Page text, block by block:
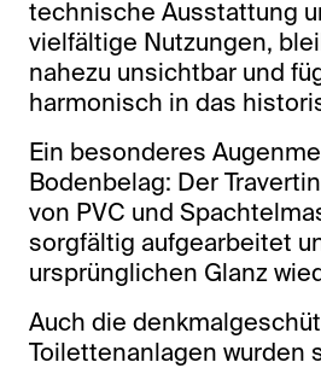
technische Ausstattung
vielfältige Nutzungen,
nahezu unsichtbar und
harmonisch in das
Ein besonderes
Bodenbelag: Der
von PVC und
sorgfältig aufgearbeitet
ursprünglichen Glanz
Auch die
Toilettenanlagen wurden